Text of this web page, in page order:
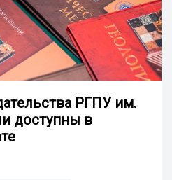
РГПУ им.
доступны в